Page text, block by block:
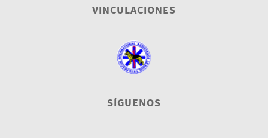
VINCULACIONES
SÍGUENOS